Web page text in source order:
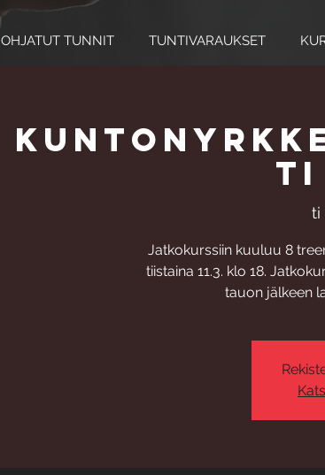
OHJATUT TUNNIT TUNTIVARAUKSET
ti
ti
Jatkokurssiin kuuluu 8
tiistaina 11.3. klo 18.
tauon jälkeen